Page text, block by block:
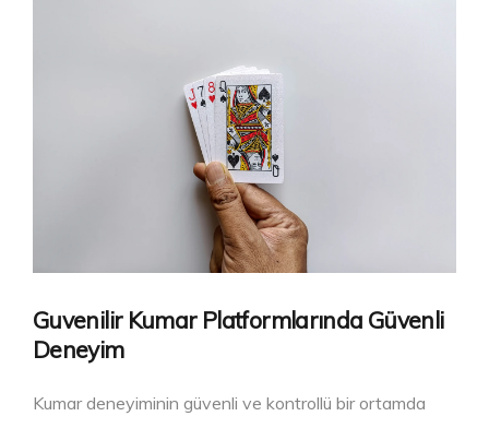
Guvenilir Kumar Platformlarında Güvenli
Deneyim
Kumar deneyiminin güvenli ve kontrollü bir ortamda